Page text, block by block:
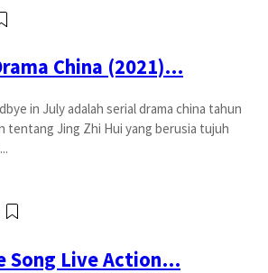
China (2021)…
in July adalah serial drama china tahun
tentang Jing Zhi Hui yang berusia tujuh
Song Live Action…